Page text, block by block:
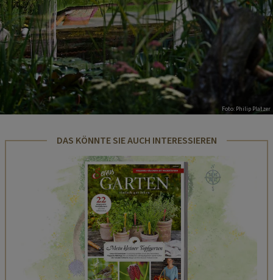
Foto: Philip Platzer
DAS KÖNNTE SIE AUCH INTERESSIEREN